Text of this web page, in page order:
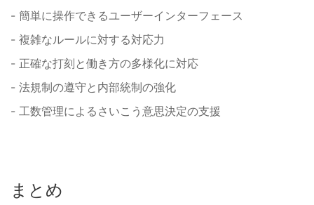
- 簡単に操作できるユーザーインターフェース
- 複雑なルールに対する対応力
- 正確な打刻と働き方の多様化に対応
- 法規制の遵守と内部統制の強化
- 工数管理によるさいこう意思決定の支援
まとめ